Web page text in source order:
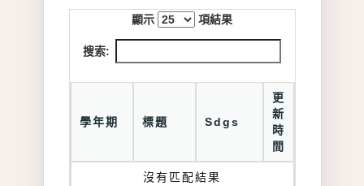
顯示 項結果
搜索:
學年期 標題 Sdgs
更
新
時
間
沒有匹配結果